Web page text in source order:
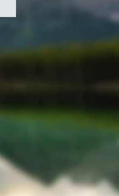
gouvernement
du